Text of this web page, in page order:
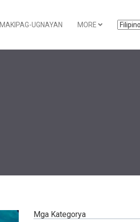
MAKIPAG-UGNAYAN MORE
Mga Kategorya